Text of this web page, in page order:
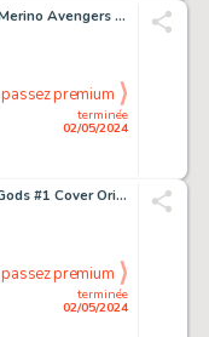
Carlos Pacheco and Jesús Merino Avengers Forever #5 Story Page 8 Original Art (Marvel, 1999).
terminée
02/05/2024
passez premium
Frank Cho Hammer of the Gods #1 Cover Original Art (Insight Studios, 2001).
terminée
02/05/2024
passez premium